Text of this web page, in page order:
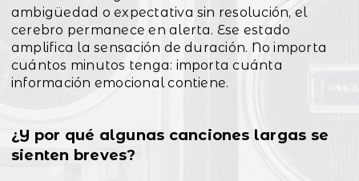
ambigüedad o expectativa sin resolución, el
cerebro permanece en alerta. Ese estado
amplifica la sensación de duración. No importa
cuántos minutos tenga: importa cuánta
información emocional contiene.
¿Y por qué algunas canciones largas se
sienten breves?